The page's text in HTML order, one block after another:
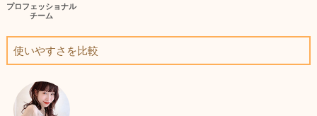
プロフェッショナル
チーム
使いやすさを比較